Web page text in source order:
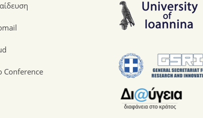
Conference